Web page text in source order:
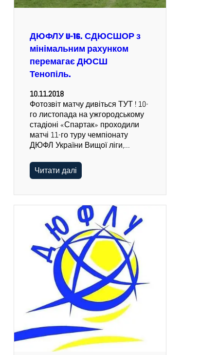
ДЮФЛУ U-16. СДЮСШОР з
мінімальним рахунком
перемагає ДЮСШ
Тенопіль.
10.11.2018
Фотозвіт матчу дивіться ТУТ ! 10-
го листопада на ужгородському
стадіоні «Спартак» проходили
матчі 11-го туру чемпіонату
ДЮФЛ України Вищої ліги,…
Читати далі